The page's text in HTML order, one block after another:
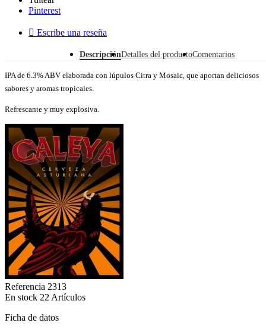
Pinterest
 Escribe una reseña
DescripciónDetalles del productoComentarios
IPA de 6.3% ABV elaborada con lúpulos Citra y Mosaic, que aportan deliciosos
sabores y aromas tropicales.
Refrescante y muy explosiva.
Referencia 2313
En stock 22 Artículos
Ficha de datos